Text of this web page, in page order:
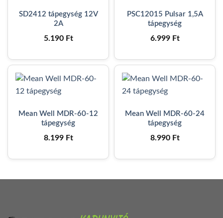
SD2412 tápegység 12V
2A
5.190 Ft
PSC12015 Pulsar 1,5A
tápegység
6.999 Ft
Mean Well MDR-60-12
tápegység
8.199 Ft
Mean Well MDR-60-24
tápegység
8.990 Ft